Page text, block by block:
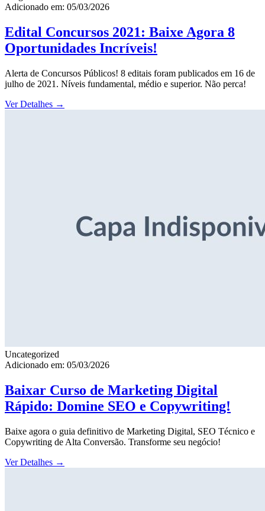
Adicionado em: 05/03/2026
Edital Concursos 2021: Baixe Agora 8
Oportunidades Incríveis!
Alerta de Concursos Públicos! 8 editais foram publicados em 16 de
julho de 2021. Níveis fundamental, médio e superior. Não perca!
Ver Detalhes →
Uncategorized
Adicionado em: 05/03/2026
Baixar Curso de Marketing Digital
Rápido: Domine SEO e Copywriting!
Baixe agora o guia definitivo de Marketing Digital, SEO Técnico e
Copywriting de Alta Conversão. Transforme seu negócio!
Ver Detalhes →